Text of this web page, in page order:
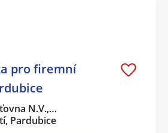
pro firemní
N.V.,…
Pardubice